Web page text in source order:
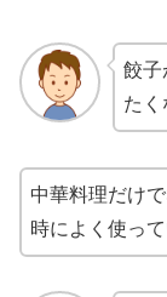
餃子
たく
中華料理だけ
時によく使っ